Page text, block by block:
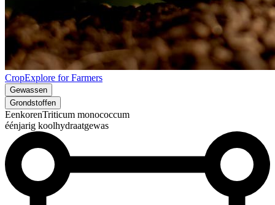
CropExplore for Farmers
Gewassen
Grondstoffen
EenkorenTriticum monococcum
éénjarig koolhydraatgewas